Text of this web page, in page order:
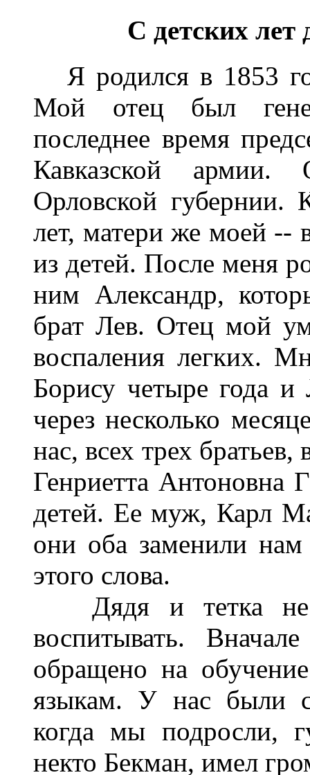
С детских лет
Я родился в 1853
Мой отец был
последнее время
Кавказской
Орловской
лет, матери же моей --
из детей. После меня
ним Александр,
брат Лев. Отец мой
воспаления легких.
Борису четыре года и
через несколько
нас, всех трех братьев,
Генриетта Антоновна
детей. Ее муж, Карл
они оба заменили
этого слова.
Дядя и тетка не
воспитывать.
обращено на
языкам. У нас были
когда мы подросли,
некто Бекман, имел